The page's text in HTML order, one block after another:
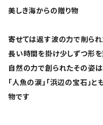
美しき海からの贈り物
寄せては返す波の力で削ら
長い時間を掛け少しずつ形を
自然の力で創られたその姿は
「人魚の涙」「浜辺の宝石」
物です